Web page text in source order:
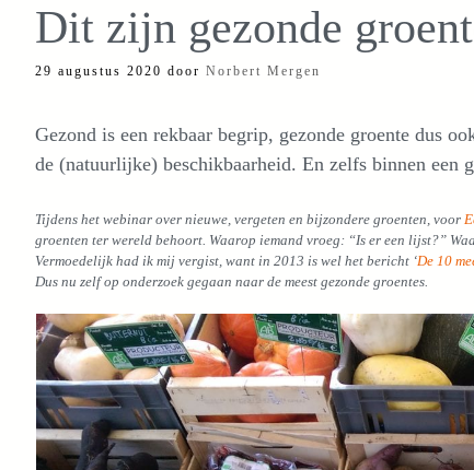
Kruiden
Moestuin
Voedselbos
Dit zijn gezonde
29 augustus 2020 door Norbert Mergen
Gezond is een rekbaar begrip, gezonde groente dus
de (natuurlijke) beschikbaarheid. En zelfs binnen een
Tijdens het webinar over nieuwe, vergeten en bijzondere groenten, voor
groenten ter wereld behoort. Waarop iemand vroeg: “Is er een lijst?”
Vermoedelijk had ik mij vergist, want in 2013 is wel het bericht ‘De 10
Dus nu zelf op onderzoek gegaan naar de meest gezonde groentes.